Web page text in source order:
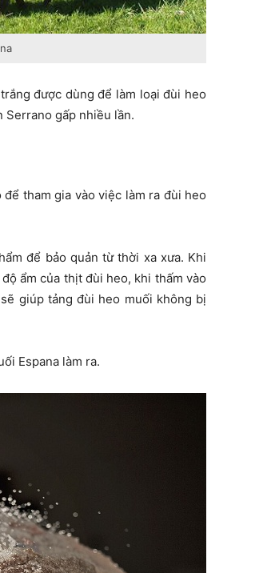
được dùng để làm loại đùi heo
Serrano gấp nhiều lần.
tham gia vào việc làm ra đùi heo
để bảo quản từ thời xa xưa. Khi
ẩm của thịt đùi heo, khi thấm vào
giúp tảng đùi heo muối không bị
Espana làm ra.